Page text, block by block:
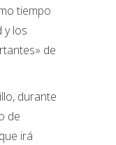
tiempo
y los
de
durante
de
irá